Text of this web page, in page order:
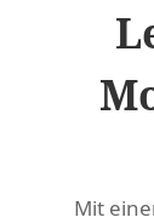
Mit